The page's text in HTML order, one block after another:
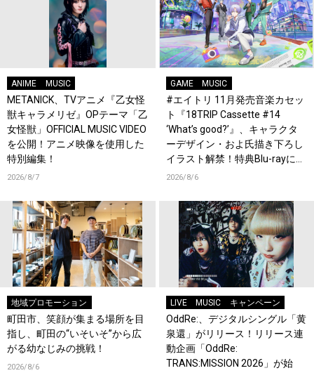
ANIME MUSIC
METANICK、TVアニメ『乙女怪
獣キャラメリゼ』OPテーマ「乙
女怪獣」OFFICIAL MUSIC VIDEO
を公開！アニメ映像を使用した
特別編集！
2026/8/7
GAME MUSIC
#エイトリ 11月発売音楽カセッ
ト『18TRIP Cassette #14
‘What’s good?’』、キャラクタ
ーデザイン・およ氏描き下ろし
イラスト解禁！特典Blu-rayには
『HAMAツアーズ全体会議』が
2026/8/6
地域プロモーション
町田市、笑顔が集まる場所を目
指し、町田の“いそいそ”から広
がる幼なじみの挑戦！
2026/8/6
LIVE MUSIC キャンペーン
OddRe:、デジタルシングル「黄
泉還」がリリース！リリース連
動企画「OddRe:
TRANS:MISSION 2026」が始